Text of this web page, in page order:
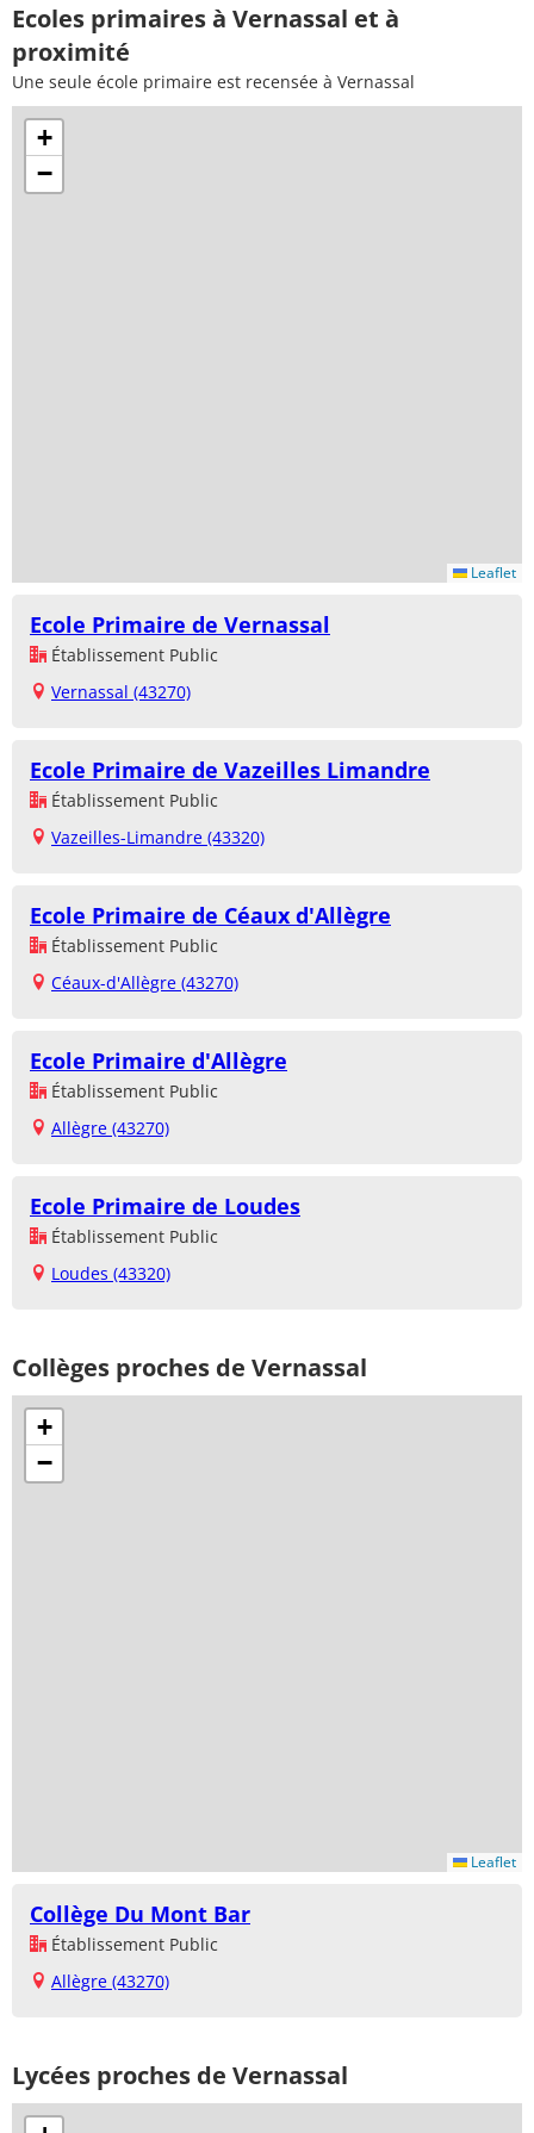
Ecoles primaires à Vernassal et à
proximité
Une seule école primaire est recensée à Vernassal
+
−
Leaflet
Ecole Primaire de Vernassal
Établissement Public
Vernassal (43270)
Ecole Primaire de Vazeilles Limandre
Établissement Public
Vazeilles-Limandre (43320)
Ecole Primaire de Céaux d'Allègre
Établissement Public
Céaux-d'Allègre (43270)
Ecole Primaire d'Allègre
Établissement Public
Allègre (43270)
Ecole Primaire de Loudes
Établissement Public
Loudes (43320)
Collèges proches de Vernassal
+
−
Leaflet
Collège Du Mont Bar
Établissement Public
Allègre (43270)
Lycées proches de Vernassal